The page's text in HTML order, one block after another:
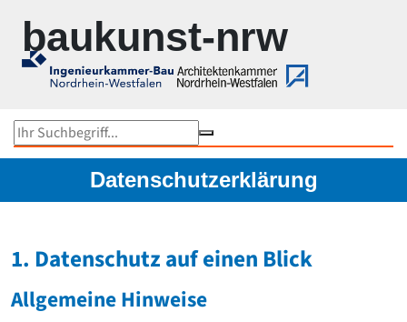
baukunst-nrw
Objektsuche
Im Fokus
Gesamtübersicht...
Rheinbrücken in NRW
Ruhrtriennale 2024
NRW-Stadien EM 2024
Datenschutzerklärung
1. Datenschutz auf einen Blick
Allgemeine Hinweise